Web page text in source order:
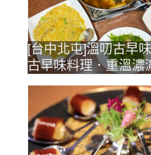
[台中北屯]溫叨古早
古早味料理．重溫濃